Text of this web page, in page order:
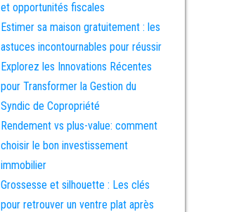
et opportunités fiscales
Estimer sa maison gratuitement : les
astuces incontournables pour réussir
Explorez les Innovations Récentes
pour Transformer la Gestion du
Syndic de Copropriété
Rendement vs plus-value: comment
choisir le bon investissement
immobilier
Grossesse et silhouette : Les clés
pour retrouver un ventre plat après